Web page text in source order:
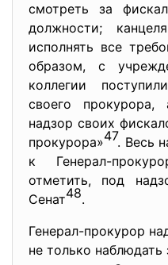
смотреть за
должности;
исполнять все
образом, с
коллегии
своего
надзор своих
прокурора»47. Весь
к Генерал-
отметить, под
Сенат48.
Генерал-прокурор
не только